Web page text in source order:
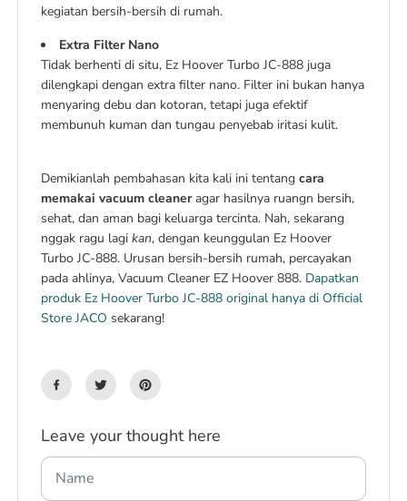
kegiatan bersih-bersih di rumah.
Extra Filter Nano
Tidak berhenti di situ, Ez Hoover Turbo JC-888 juga
dilengkapi dengan extra filter nano. Filter ini bukan hanya
menyaring debu dan kotoran, tetapi juga efektif
membunuh kuman dan tungau penyebab iritasi kulit.
Demikianlah pembahasan kita kali ini tentang cara
memakai vacuum cleaneragar hasilnya ruangn bersih,
sehat, dan aman bagi keluarga tercinta. Nah, sekarang
nggak ragu lagi kan, dengan keunggulan Ez Hoover
Turbo JC-888. Urusan bersih-bersih rumah, percayakan
pada ahlinya, Vacuum Cleaner EZ Hoover 888. Dapatkan
produk Ez Hoover Turbo JC-888 original hanya di Official
Store JACO sekarang!
Leave your thought here